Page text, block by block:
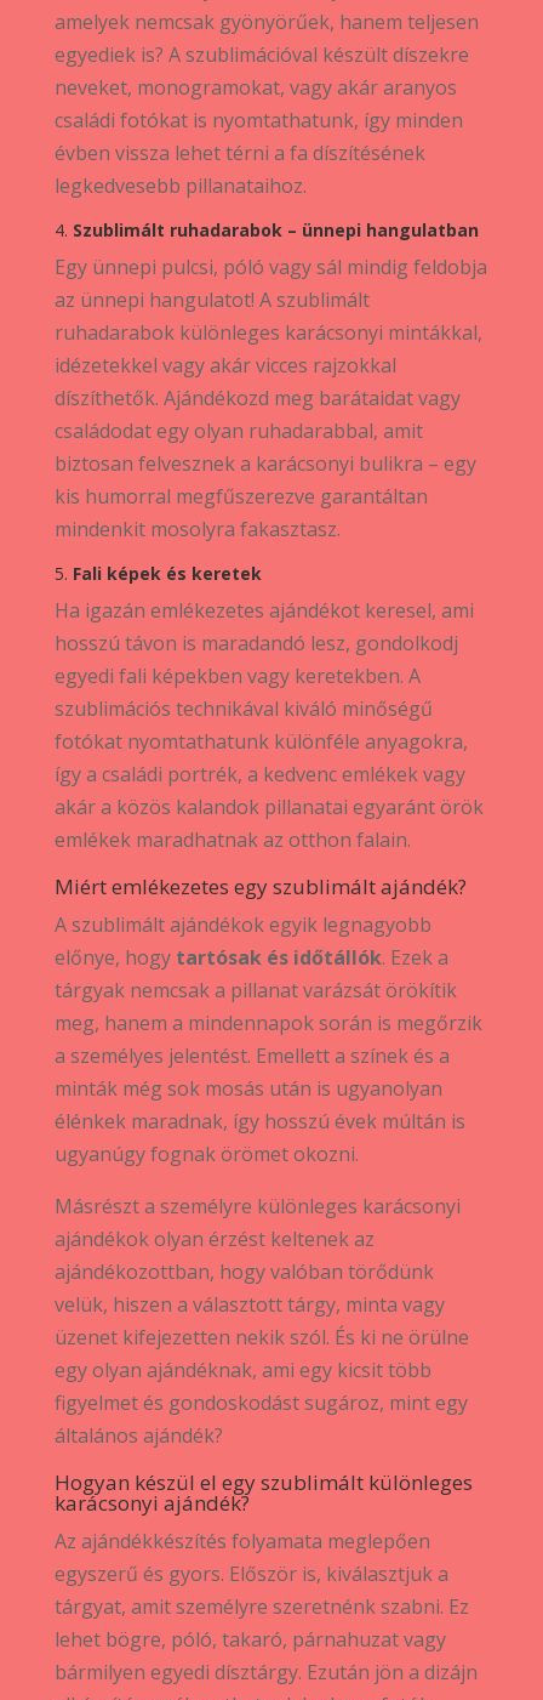
amelyek nemcsak gyönyörűek, hanem teljesen
egyediek is? A szublimációval készült díszekre
neveket, monogramokat, vagy akár aranyos
családi fotókat is nyomtathatunk, így minden
évben vissza lehet térni a fa díszítésének
legkedvesebb pillanataihoz.
4. Szublimált ruhadarabok – ünnepi hangulatban
Egy ünnepi pulcsi, póló vagy sál mindig feldobja
az ünnepi hangulatot! A szublimált
ruhadarabok különleges karácsonyi mintákkal,
idézetekkel vagy akár vicces rajzokkal
díszíthetők. Ajándékozd meg barátaidat vagy
családodat egy olyan ruhadarabbal, amit
biztosan felvesznek a karácsonyi bulikra – egy
kis humorral megfűszerezve garantáltan
mindenkit mosolyra fakasztasz.
5. Fali képek és keretek
Ha igazán emlékezetes ajándékot keresel, ami
hosszú távon is maradandó lesz, gondolkodj
egyedi fali képekben vagy keretekben. A
szublimációs technikával kiváló minőségű
fotókat nyomtathatunk különféle anyagokra,
így a családi portrék, a kedvenc emlékek vagy
akár a közös kalandok pillanatai egyaránt örök
emlékek maradhatnak az otthon falain.
Miért emlékezetes egy szublimált ajándék?
A szublimált ajándékok egyik legnagyobb
előnye, hogy tartósak és időtállók. Ezek a
tárgyak nemcsak a pillanat varázsát örökítik
meg, hanem a mindennapok során is megőrzik
a személyes jelentést. Emellett a színek és a
minták még sok mosás után is ugyanolyan
élénkek maradnak, így hosszú évek múltán is
ugyanúgy fognak örömet okozni.
Másrészt a személyre különleges karácsonyi
ajándékok olyan érzést keltenek az
ajándékozottban, hogy valóban törődünk
velük, hiszen a választott tárgy, minta vagy
üzenet kifejezetten nekik szól. És ki ne örülne
egy olyan ajándéknak, ami egy kicsit több
figyelmet és gondoskodást sugároz, mint egy
általános ajándék?
Hogyan készül el egy szublimált különleges
karácsonyi ajándék?
Az ajándékkészítés folyamata meglepően
egyszerű és gyors. Először is, kiválasztjuk a
tárgyat, amit személyre szeretnénk szabni. Ez
lehet bögre, póló, takaró, párnahuzat vagy
bármilyen egyedi dísztárgy. Ezután jön a dizájn